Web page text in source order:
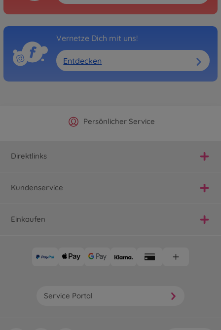
Vernetze Dich mit uns!
Entdecken
Offizieller Hersteller Shop
Persönlicher Service
Versandkostenfrei ab 25€
Schnelle Lieferung
Direktlinks
Kundenservice
Einkaufen
Service Portal